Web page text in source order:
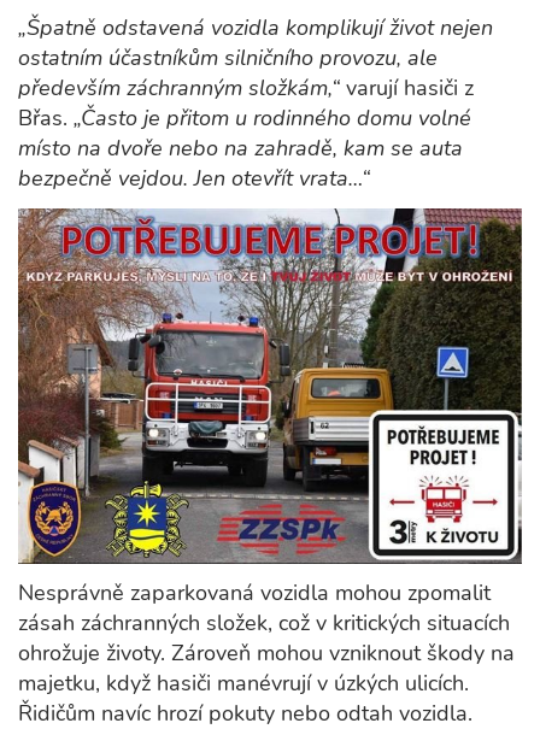
„Špatně odstavená vozidla komplikují život nejen
ostatním účastníkům silničního provozu, ale
především záchranným složkám,“ varují hasiči z
Břas. „Často je přitom u rodinného domu volné
místo na dvoře nebo na zahradě, kam se auta
bezpečně vejdou. Jen otevřít vrata…“
Nesprávně zaparkovaná vozidla mohou zpomalit
zásah záchranných složek, což v kritických situacích
ohrožuje životy. Zároveň mohou vzniknout škody na
majetku, když hasiči manévrují v úzkých ulicích.
Řidičům navíc hrozí pokuty nebo odtah vozidla.